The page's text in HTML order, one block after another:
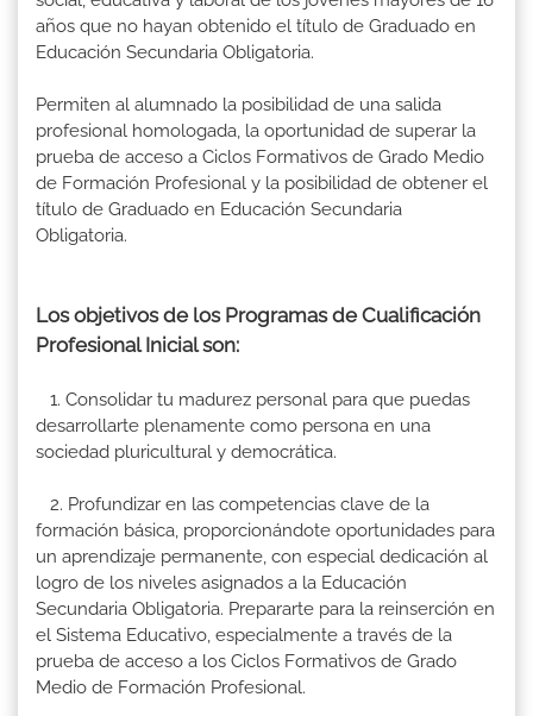
años que no hayan obtenido el título de Graduado en
Educación Secundaria Obligatoria.
Permiten al alumnado la posibilidad de una salida
profesional homologada, la oportunidad de superar la
prueba de acceso a Ciclos Formativos de Grado Medio
de Formación Profesional y la posibilidad de obtener el
título de Graduado en Educación Secundaria
Obligatoria.
Los objetivos de los Programas de Cualificación
Profesional Inicial son:
1. Consolidar tu madurez personal para que puedas
desarrollarte plenamente como persona en una
sociedad pluricultural y democrática.
2. Profundizar en las competencias clave de la
formación básica, proporcionándote oportunidades para
un aprendizaje permanente, con especial dedicación al
logro de los niveles asignados a la Educación
Secundaria Obligatoria. Prepararte para la reinserción en
el Sistema Educativo, especialmente a través de la
prueba de acceso a los Ciclos Formativos de Grado
Medio de Formación Profesional.